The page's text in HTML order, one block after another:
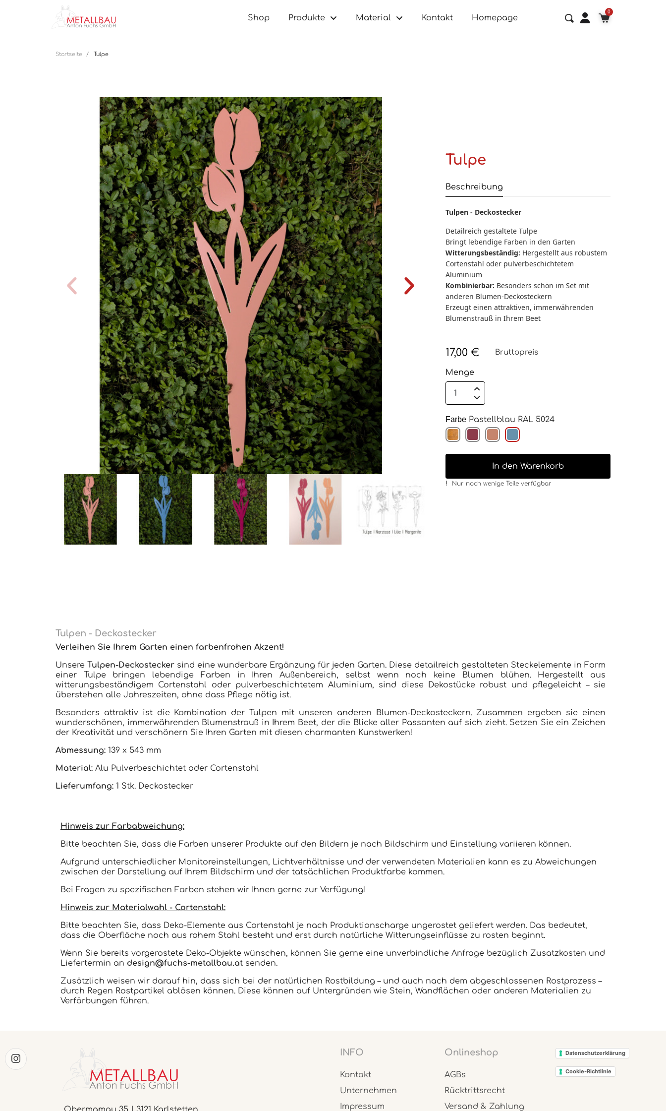
Shop Produkte Material Kontakt Homepage
Startseite Tulpe
Tulpe
Beschreibung
Tulpen - Deckostecker
Detailreich gestaltete Tulpe
Bringt lebendige Farben in den Garten
Witterungsbeständig: Hergestellt aus robustem
Cortenstahl oder pulverbeschichtetem
Aluminium
Kombinierbar: Besonders schön im Set mit
anderen Blumen-Deckosteckern
Erzeugt einen attraktiven, immerwährenden
Blumenstrauß in Ihrem Beet
17,00 € Bruttopreis
Menge
Farbe Pastellblau RAL 5024
In den Warenkorb
Nur noch wenige Teile verfügbar
Tulpen - Deckostecker
Verleihen Sie Ihrem Garten einen farbenfrohen Akzent!
Unsere Tulpen-Deckostecker sind eine wunderbare Ergänzung für jeden Garten. Diese detailreich gestalteten Steckelemente in Form
einer Tulpe bringen lebendige Farben in Ihren Außenbereich, selbst wenn noch keine Blumen blühen. Hergestellt aus
witterungsbeständigem Cortenstahl oder pulverbeschichtetem Aluminium, sind diese Dekostücke robust und pflegeleicht – sie
überstehen alle Jahreszeiten, ohne dass Pflege nötig ist.
Besonders attraktiv ist die Kombination der Tulpen mit unseren anderen Blumen-Deckosteckern. Zusammen ergeben sie einen
wunderschönen, immerwährenden Blumenstrauß in Ihrem Beet, der die Blicke aller Passanten auf sich zieht. Setzen Sie ein Zeichen
der Kreativität und verschönern Sie Ihren Garten mit diesen charmanten Kunstwerken!
Abmessung: 139 x 543 mm
Material: Alu Pulverbeschichtet oder Cortenstahl
Lieferumfang: 1 Stk. Deckostecker
Hinweis zur Farbabweichung:
Bitte beachten Sie, dass die Farben unserer Produkte auf den Bildern je nach Bildschirm und Einstellung variieren können.
Aufgrund unterschiedlicher Monitoreinstellungen, Lichtverhältnisse und der verwendeten Materialien kann es zu Abweichungen
zwischen der Darstellung auf Ihrem Bildschirm und der tatsächlichen Produktfarbe kommen.
Bei Fragen zu spezifischen Farben stehen wir Ihnen gerne zur Verfügung!
Hinweis zur Materialwahl - Cortenstahl:
Bitte beachten Sie, dass Deko-Elemente aus Cortenstahl je nach Produktionscharge ungerostet geliefert werden. Das bedeutet,
dass die Oberfläche noch aus rohem Stahl besteht und erst durch natürliche Witterungseinflüsse zu rosten beginnt.
Wenn Sie bereits vorgerostete Deko-Objekte wünschen, können Sie gerne eine unverbindliche Anfrage bezüglich Zusatzkosten und
Liefertermin an design@fuchs-metallbau.at senden.
Zusätzlich weisen wir darauf hin, dass sich bei der natürlichen Rostbildung – und auch nach dem abgeschlossenen Rostprozess –
durch Regen Rostpartikel ablösen können. Diese können auf Untergründen wie Stein, Wandflächen oder anderen Materialien zu
Verfärbungen führen.
INFO
Kontakt
Unternehmen
Impressum
Onlineshop
AGBs
Rücktrittsrecht
Versand & Zahlung
Datenschutzerklärung
Cookie-Richtlinie